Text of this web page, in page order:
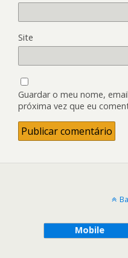
Site
Guardar o meu nome,
próxima vez que eu
Mobile